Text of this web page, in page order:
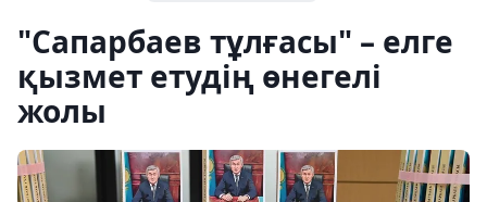
"Сапарбаев тұлғасы" – елге
қызмет етудің өнегелі
жолы